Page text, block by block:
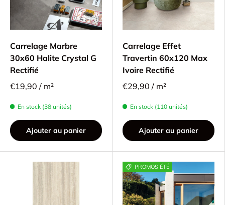
Carrelage Marbre
30x60 Halite Crystal G
Rectifié
€19,90 / m²
En stock (38 unités)
Ajouter au panier
Carrelage Effet
Travertin 60x120 Max
Ivoire Rectifié
€29,90 / m²
En stock (110 unités)
Ajouter au panier
PROMOS ÉTÉ